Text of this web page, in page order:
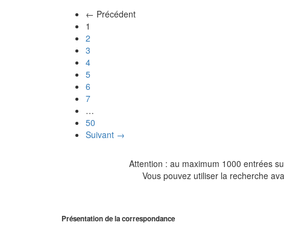
← Précédent
1
2
3
4
5
6
7
…
50
Suivant →
Attention : au maximum 1000 entrées
Vous pouvez utiliser la recherche
Présentation de la correspondance